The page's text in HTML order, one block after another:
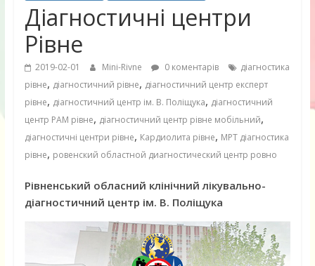
Діагностичні центри
Рівне
2019-02-01 Mini-Rivne 0 коментарів
діагностика
рівне, діагностичний рівне, діагностичний центр експерт
рівне, діагностичний центр ім. В. Поліщука, діагностичний
центр РАМ рівне, діагностичний центр рівне мобільний,
діагностичні центри рівне, Кардиолита рівне, МРТ діагностика
рівне, ровенский областной диагностический центр ровно
Рівненський обласний клінічний лікувально-
діагностичний центр ім. В. Поліщука